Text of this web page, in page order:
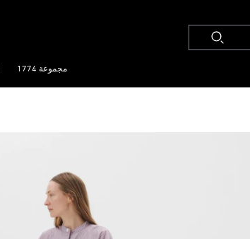
مجموعة 1774